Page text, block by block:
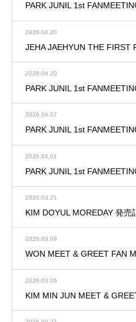
PARK JUNIL 1st
2026.04.20
JEHA JAEHYUN THE FIRST
2026.04.20
PARK JUNIL 1st
2026.04.07
PARK JUNIL 1st
2026.04.01
PARK JUNIL 1st
2026.03.21
KIM DOYUL MOREDAY 発売
2026.03.09
WON MEET & GREET FAN
2026.03.05
KIM MIN JUN MEET &